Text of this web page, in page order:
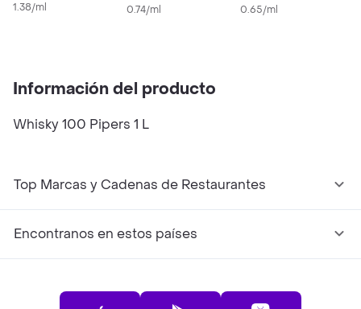
1.38/ml
0.74/ml
0.65/ml
Información del producto
Whisky 100 Pipers 1 L
Top Marcas y Cadenas de Restaurantes
Encontranos en estos países